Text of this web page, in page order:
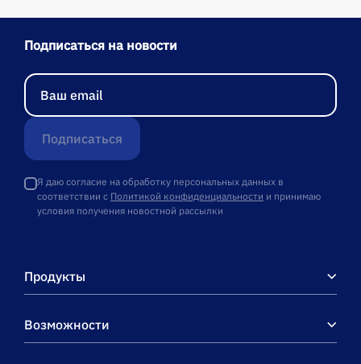
Подписаться на новости
Подписаться
Я даю согласие на обработку персональных данных в
соответствии с Политикой конфиденциальности и принимаю
условия получения новостной рассылки
Продукты
Возможности